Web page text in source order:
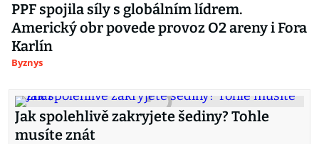
PPF spojila síly s globálním lídrem.
Americký obr povede provoz O2 areny i Fora
Karlín
Byznys
Jak spolehlivě zakryjete šediny? Tohle
musíte znát